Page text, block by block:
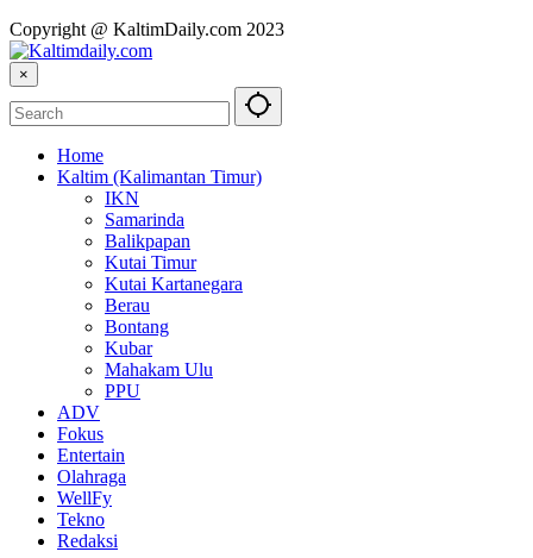
Copyright @ KaltimDaily.com 2023
×
Home
Kaltim (Kalimantan Timur)
IKN
Samarinda
Balikpapan
Kutai Timur
Kutai Kartanegara
Berau
Bontang
Kubar
Mahakam Ulu
PPU
ADV
Fokus
Entertain
Olahraga
WellFy
Tekno
Redaksi